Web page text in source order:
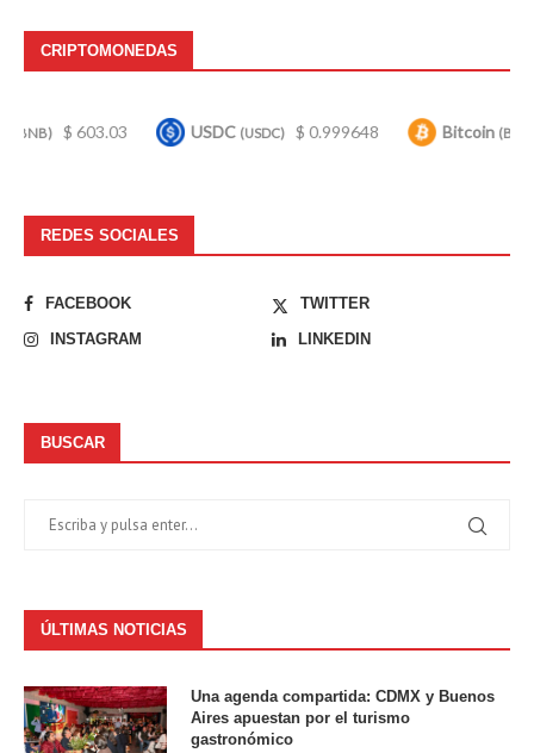
CRIPTOMONEDAS
USDC(USDC) $ 0.999648 Bitcoin(BTC) $
REDES SOCIALES
FACEBOOK
TWITTER
INSTAGRAM
LINKEDIN
BUSCAR
ÚLTIMAS NOTICIAS
Una agenda compartida: CDMX y Buenos
Aires apuestan por el turismo
gastronómico